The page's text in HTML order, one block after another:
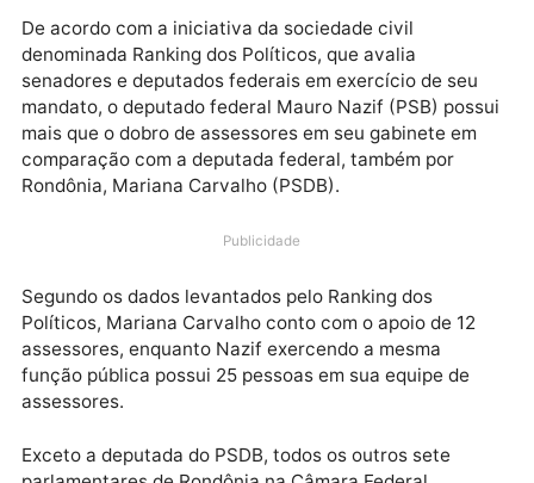
De acordo com a iniciativa da sociedade civil
denominada Ranking dos Políticos, que avalia
senadores e deputados federais em exercício de seu
comparação com a deputada federal, também por
Rondônia, Mariana Carvalho (PSDB).
Publicidade
Políticos, Mariana Carvalho conto com o apoio de 12